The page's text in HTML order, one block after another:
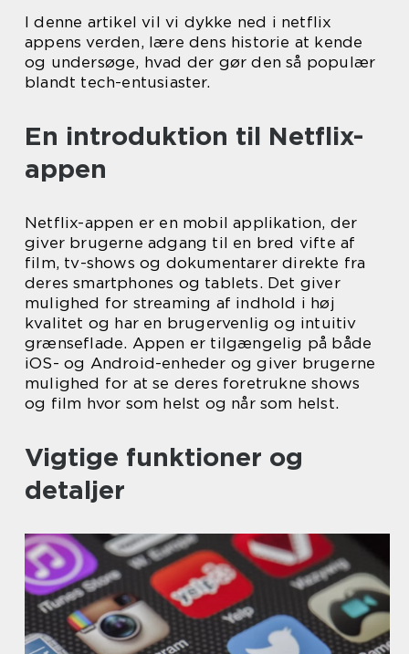
I denne artikel vil vi dykke ned i netflix
appens verden, lære dens historie at kende
og undersøge, hvad der gør den så populær
blandt tech-entusiaster.
En introduktion til Netflix-
appen
Netflix-appen er en mobil applikation, der
giver brugerne adgang til en bred vifte af
film, tv-shows og dokumentarer direkte fra
deres smartphones og tablets. Det giver
mulighed for streaming af indhold i høj
kvalitet og har en brugervenlig og intuitiv
grænseflade. Appen er tilgængelig på både
iOS- og Android-enheder og giver brugerne
mulighed for at se deres foretrukne shows
og film hvor som helst og når som helst.
Vigtige funktioner og
detaljer